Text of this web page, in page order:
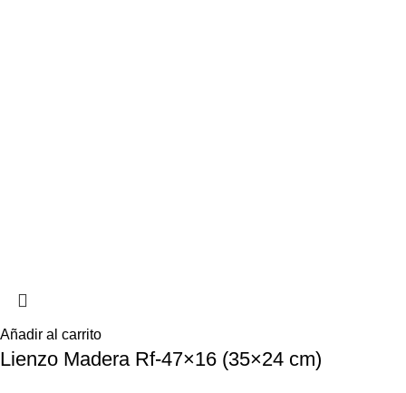
Añadir al carrito
Lienzo Madera Rf-47×16 (35×24 cm)